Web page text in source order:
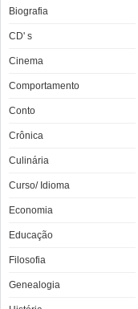
Biografia
CD' s
Cinema
Comportamento
Conto
Crônica
Culinária
Curso/ Idioma
Economia
Educação
Filosofia
Genealogia